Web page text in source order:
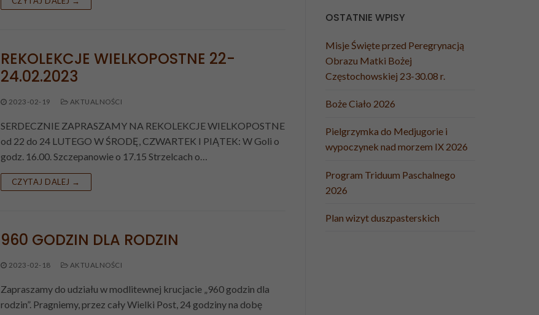
REKOLEKCJE WIELKOPOSTNE 22-
24.02.2023
2023-02-19 AKTUALNOŚCI
SERDECZNIE ZAPRASZAMY NA REKOLEKCJE WIELKOPOSTNE
od 22 do 24 LUTEGO W ŚRODĘ, CZWARTEK I PIĄTEK: W Goli o
godz. 16.00. Szczepanowie o 17.15 Strzelcach o…
CZYTAJ DALEJ →
960 GODZIN DLA RODZIN
2023-02-18 AKTUALNOŚCI
Zapraszamy do udziału w modlitewnej krucjacie „960 godzin dla
rodzin”. Pragniemy, przez cały Wielki Post, 24 godziny na dobę
OSTATNIE WPISY
Misje Święte przed Peregrynacją
Obrazu Matki Bożej
Częstochowskiej 23-30.08 r.
Boże Ciało 2026
Pielgrzymka do Medjugorie i
wypoczynek nad morzem IX 2026
Program Triduum Paschalnego
2026
Plan wizyt duszpasterskich